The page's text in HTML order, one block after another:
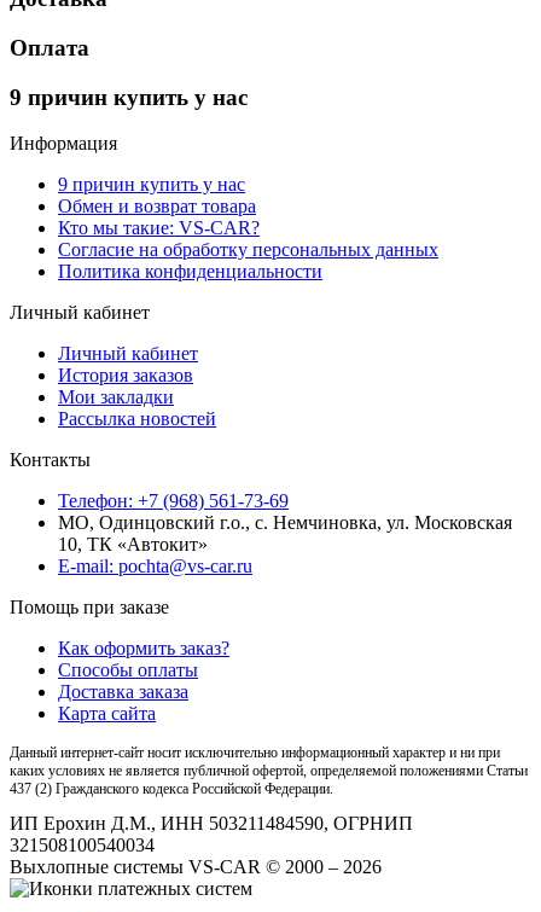
Оплата
9 причин купить у нас
Информация
9 причин купить у нас
Обмен и возврат товара
Кто мы такие: VS-CAR?
Согласие на обработку персональных данных
Политика конфиденциальности
Личный кабинет
Личный кабинет
История заказов
Мои закладки
Рассылка новостей
Контакты
Телефон: +7 (968) 561-73-69
МО, Одинцовский г.о., с. Немчиновка, ул. Московская
10, ТК «Автокит»
E-mail: pochta@vs-car.ru
Помощь при заказе
Как оформить заказ?
Способы оплаты
Доставка заказа
Карта сайта
Данный интернет-сайт носит исключительно информационный характер и ни при
каких условиях не является публичной офертой, определяемой положениями Статьи
437 (2) Гражданского кодекса Российской Федерации.
ИП Ерохин Д.М., ИНН 503211484590, ОГРНИП
321508100540034
Выхлопные системы VS-CAR © 2000 – 2026